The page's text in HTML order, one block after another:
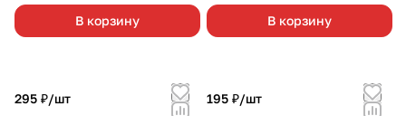
В корзину В корзину
295 ₽/шт
195 ₽/шт